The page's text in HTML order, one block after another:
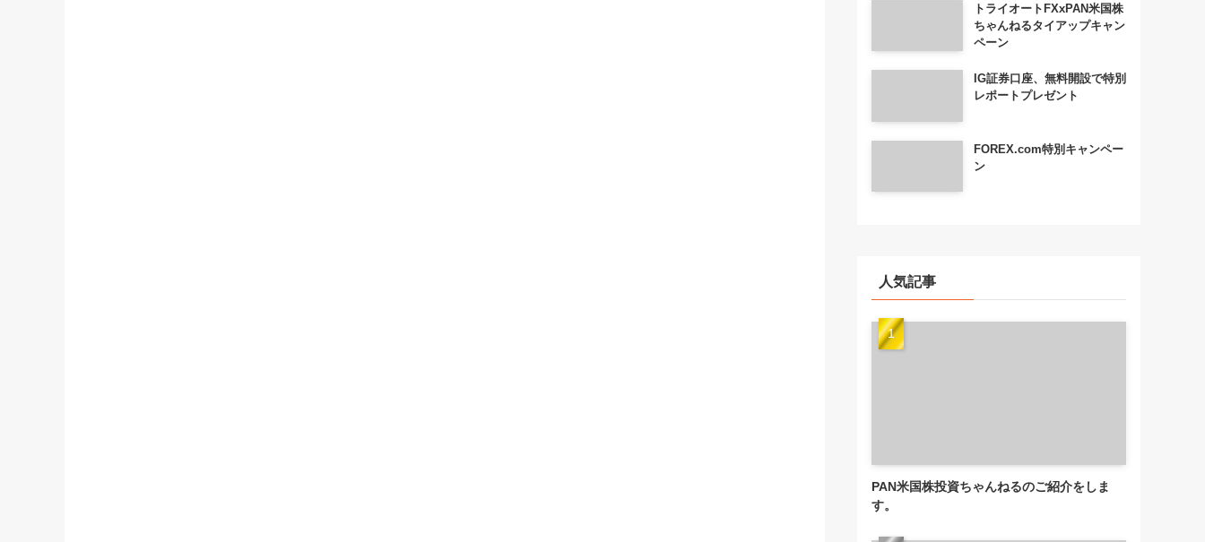
トライオートFXxPAN米国株
ちゃんねるタイアップキャン
ペーン
IG証券口座、無料開設で特別
レポートプレゼント
FOREX.com特別キャンペー
ン
人気記事
PAN米国株投資ちゃんねるのご紹介をしま
す。